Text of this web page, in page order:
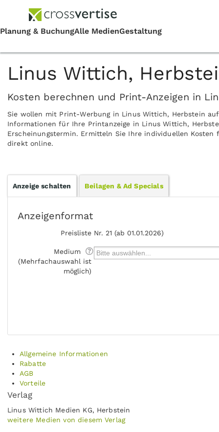
Linus Wittich,
Kosten berechnen und Print-Anzeigen in
Sie wollen mit Print-Werbung in Linus Wittich, Herbstein
Informationen für Ihre Printanzeige in Linus Wittich,
Erscheinungstermin. Ermitteln Sie Ihre individuellen
direkt online.
Anzeige schalten Beilagen & Ad Specials
Anzeigenformat
Preisliste Nr. 21 (ab 01.01.2026)
Medium
(Mehrfachauswahl ist
möglich)
Allgemeine Informationen
Rabatte
AGB
Vorteile
Verlag
Linus Wittich Medien KG, Herbstein
weitere Medien von diesem Verlag